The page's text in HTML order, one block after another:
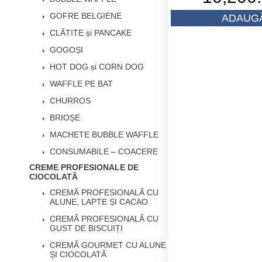
inițial
a
GOFRE BELGIENE
CLĂTITE și PANCAKE
GOGOȘI
HOT DOG și CORN DOG
WAFFLE PE BAT
CHURROS
BRIOȘE
MACHETE BUBBLE WAFFLE
CONSUMABILE – COACERE
CREME PROFESIONALE DE
CIOCOLATĂ
CREMĂ PROFESIONALĂ CU
ALUNE, LAPTE ȘI CACAO
CREMĂ PROFESIONALĂ CU
GUST DE BISCUIȚI
CREMĂ GOURMET CU ALUNE
ȘI CIOCOLATĂ